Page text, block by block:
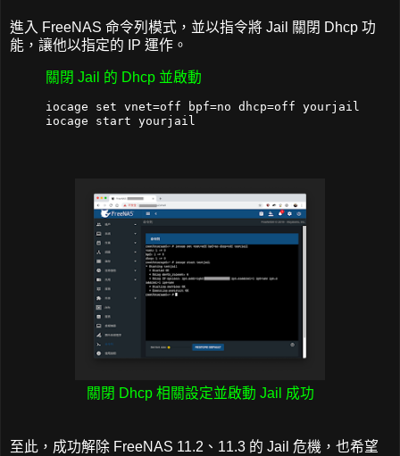
進入 FreeNAS 命令列模式，並以指令將 Jail 關閉 Dhcp 功
能，讓他以指定的 IP 運作。
關閉 Jail 的 Dhcp 並啟動
iocage set vnet=off bpf=no dhcp=off yourjail
關閉 Dhcp 相關設定並啟動 Jail 成功
至此，成功解除 FreeNAS 11.2、11.3 的 Jail 危機，也希望